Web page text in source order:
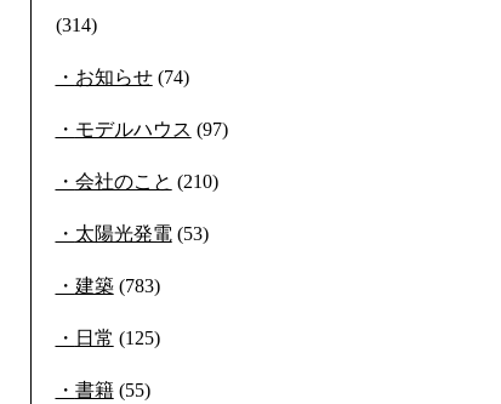
(314)
お知らせ(74)
モデルハウス (97)
会社のこと (210)
太陽光発電 (53)
建築(783)
日常 (125)
書籍(55)